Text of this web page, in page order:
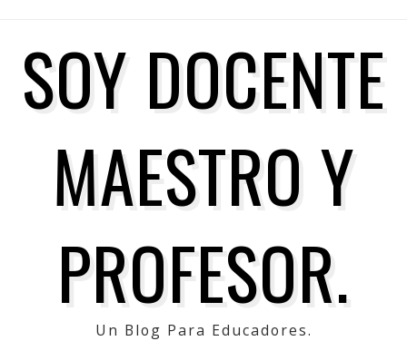
SOY DOCENTE
MAESTRO Y
PROFESOR.
Un Blog Para Educadores.